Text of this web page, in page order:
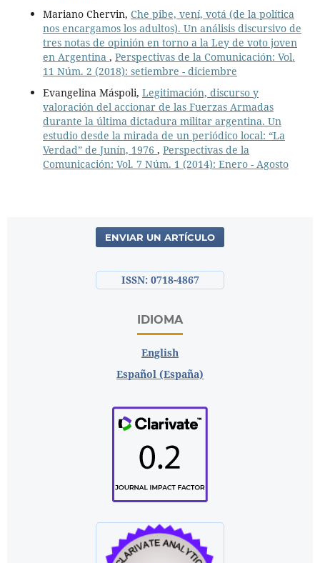
Mariano Chervin, Che pibe, vení, votá (de la política
nos encargamos los adultos). Un análisis discursivo de
tres notas de opinión en torno a la Ley de voto joven
en Argentina , Perspectivas de la Comunicación: Vol.
11 Núm. 2 (2018): setiembre - diciembre
Evangelina Máspoli, Legitimación, discurso y
valoración del accionar de las Fuerzas Armadas
durante la última dictadura militar argentina. Un
estudio desde la mirada de un periódico local: “La
Verdad” de Junín, 1976 , Perspectivas de la
Comunicación: Vol. 7 Núm. 1 (2014): Enero - Agosto
ENVIAR UN ARTÍCULO
ISSN: 0718-4867
IDIOMA
English
Español (España)